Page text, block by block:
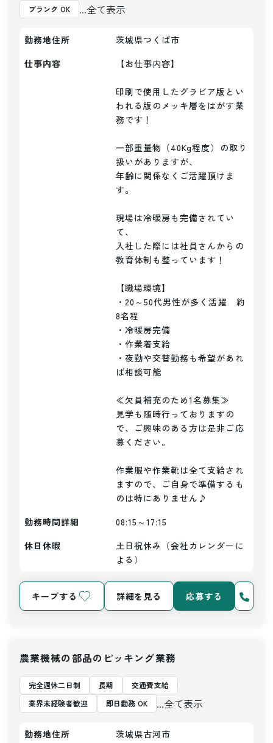
ブランク OK ...全て表示
勤務地住所
茨城県つくば市
仕事内容
【お仕事内容】
印刷で使用したグラビア版とい
われる版のメッキ層をはがす業
務です！
一部重量物（40Kg程度）の取り
扱いがありますが、
年齢に関係なくご活躍頂けま
す。
現場は冷暖房も完備されてい
て、
入社した際には社員さんからの
教育体制も整っています！
【職場環境】
・20～50代男性が多く活躍　約
8名程
・冷暖房完備
・作業着支給
・夜勤や交替勤務も希望があれ
ば相談可能
≪欠員補充のため1名募集≫
見学も随時行っておりますの
で、ご興味のある方は是非ご応
募ください。
作業服や作業靴は全て支給され
ますので、ご自身で準備するも
のは特にありません♪
勤務時間詳細
08:15～17:15
休日休暇
土日祝休み（会社カレンダーに
よる）
キープする 詳細を見る 応募する
農業機械の部品のピッキング業務
完全週休二日制 長期
交通費支給
業界未経験者歓迎
即日勤務 OK ...全て表示
勤務地住所
茨城県古河市